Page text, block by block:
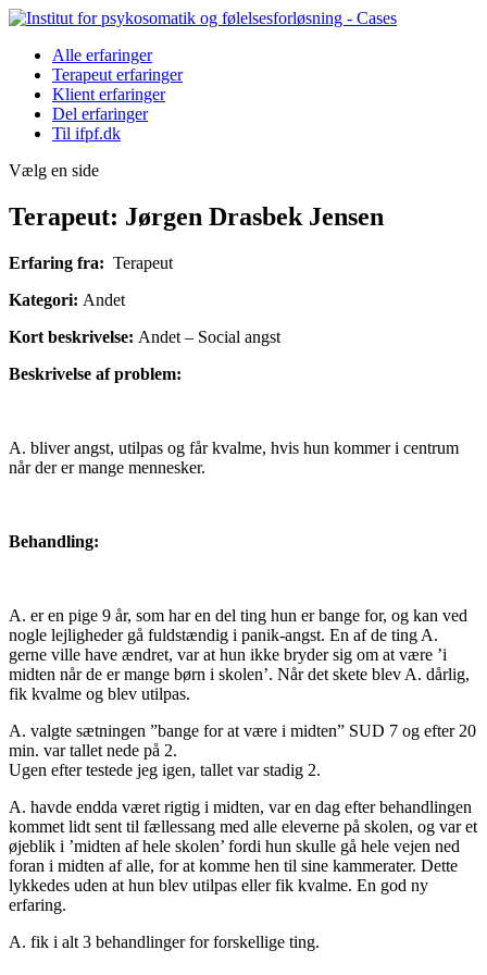
Alle erfaringer
Terapeut erfaringer
Klient erfaringer
Del erfaringer
Til ifpf.dk
Vælg en side
Terapeut: Jørgen Drasbek Jensen
Erfaring fra: Terapeut
Kategori: Andet
Kort beskrivelse: Andet – Social angst
Beskrivelse af problem:
A. bliver angst, utilpas og får kvalme, hvis hun kommer i centrum
når der er mange mennesker.
Behandling:
A. er en pige 9 år, som har en del ting hun er bange for, og kan ved
nogle lejligheder gå fuldstændig i panik-angst. En af de ting A.
gerne ville have ændret, var at hun ikke bryder sig om at være ’i
midten når de er mange børn i skolen’. Når det skete blev A. dårlig,
fik kvalme og blev utilpas.
A. valgte sætningen ”bange for at være i midten” SUD 7 og efter 20
min. var tallet nede på 2.
Ugen efter testede jeg igen, tallet var stadig 2.
A. havde endda været rigtig i midten, var en dag efter behandlingen
kommet lidt sent til fællessang med alle eleverne på skolen, og var et
øjeblik i ’midten af hele skolen’ fordi hun skulle gå hele vejen ned
foran i midten af alle, for at komme hen til sine kammerater. Dette
lykkedes uden at hun blev utilpas eller fik kvalme. En god ny
erfaring.
A. fik i alt 3 behandlinger for forskellige ting.